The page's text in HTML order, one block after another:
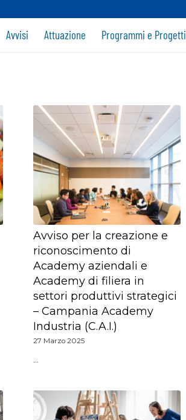
Avvisi Attuazione Programmi e Progetti
Avviso per la creazione e
riconoscimento di
Academy aziendali e
Academy di filiera in
settori produttivi strategici
– Campania Academy
Industria (C.A.I.)
27 Marzo 2025